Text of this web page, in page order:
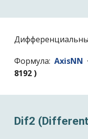
Формула:AxisNN
8192 )
Dif2